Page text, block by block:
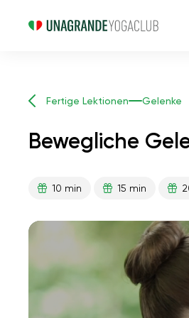
Fertige Lektionen Gelenke
Bewegliche
10 min 15 min